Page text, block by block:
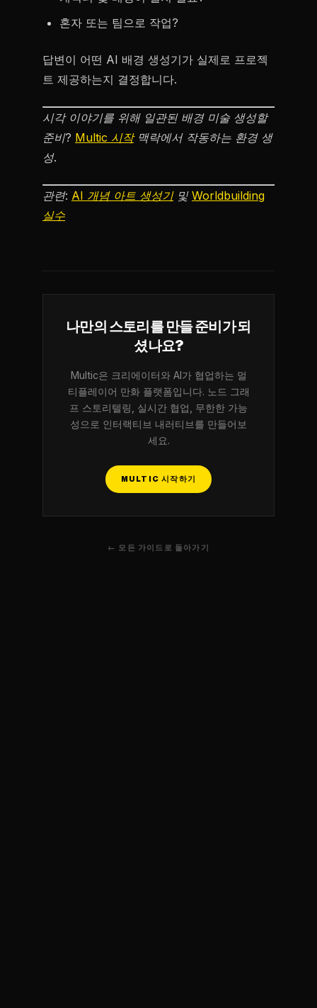
혼자 또는 팀으로 작업?
답변이 어떤 AI 배경 생성기가 실제로 프로젝
트 제공하는지 결정합니다.
시각 이야기를 위해 일관된 배경 미술 생성할
준비? Multic 시작맥락에서 작동하는 환경 생
성.
관련: AI 개념 아트 생성기및 Worldbuilding
실수
나만의 스토리를 만들 준비가 되
셨나요?
Multic은 크리에이터와 AI가 협업하는 멀
티플레이어 만화 플랫폼입니다. 노드 그래
프 스토리텔링, 실시간 협업, 무한한 가능
성으로 인터랙티브 내러티브를 만들어보
세요.
MULTIC 시작하기
← 모든 가이드로 돌아가기